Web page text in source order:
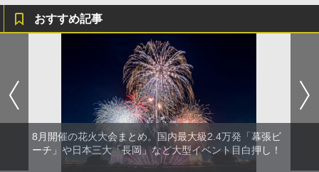
おすすめ記事
8月開催の花火大会まとめ。国内最大級2.4万発「幕張ビ
ーチ」や日本三大「長岡」など大型イベント目白押し！